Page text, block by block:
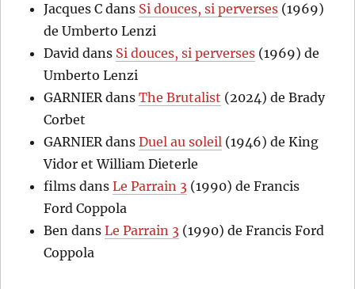
Jacques C dans Si douces, si perverses (1969)
de Umberto Lenzi
David dans Si douces, si perverses (1969) de
Umberto Lenzi
GARNIERdansThe Brutalist (2024) de Brady
Corbet
GARNIERdansDuel au soleil (1946) de King
Vidor et William Dieterle
films dansLe Parrain 3 (1990) de Francis
Ford Coppola
Ben dansLe Parrain 3 (1990) de Francis Ford
Coppola